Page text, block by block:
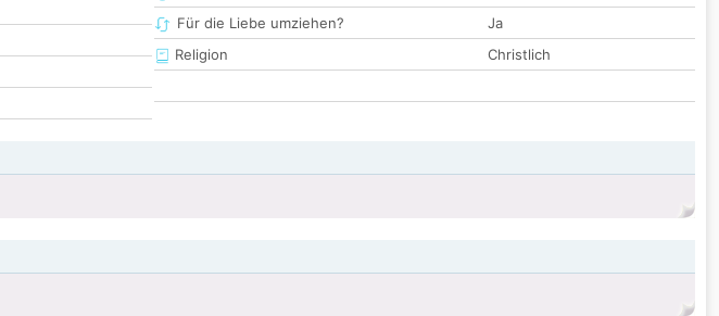
Für die Liebe umziehen?
Ja
Religion
Christlich